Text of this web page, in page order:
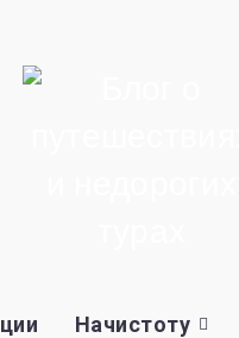
Начистоту